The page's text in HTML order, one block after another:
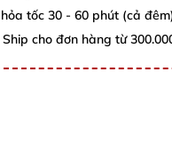
tốc 30 - 60 phút (cả
Ship cho đơn hàng từ